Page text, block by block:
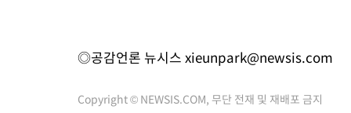
◎공감언론 뉴시스 xieunpark@newsis.com
Copyright © NEWSIS.COM, 무단 전재 및 재배포 금지